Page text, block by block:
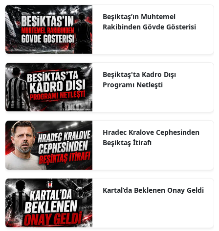
Beşiktaş’ın Muhtemel
Rakibinden Gövde Gösterisi
Beşiktaş'ta Kadro Dışı
Programı Netleşti
Hradec Kralove Cephesinden
Beşiktaş İtirafı
Kartal’da Beklenen Onay Geldi